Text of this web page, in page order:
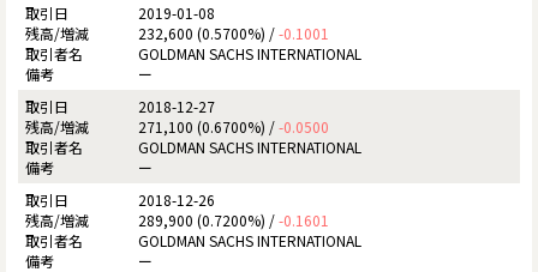
2019-01-08
232,600 (0.5700%) /-0.1001
GOLDMAN SACHS INTERNATIONAL
ー
2018-12-27
271,100 (0.6700%) /-0.0500
GOLDMAN SACHS INTERNATIONAL
ー
2018-12-26
289,900 (0.7200%) /-0.1601
GOLDMAN SACHS INTERNATIONAL
ー